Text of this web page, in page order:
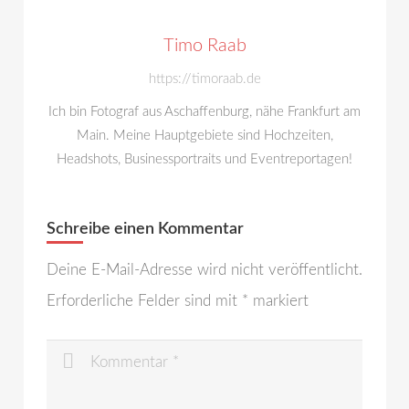
Timo Raab
https://timoraab.de
Ich bin Fotograf aus Aschaffenburg, nähe Frankfurt am
Main. Meine Hauptgebiete sind Hochzeiten,
Headshots, Businessportraits und Eventreportagen!
Schreibe einen Kommentar
Deine E-Mail-Adresse wird nicht veröffentlicht.
Erforderliche Felder sind mit * markiert